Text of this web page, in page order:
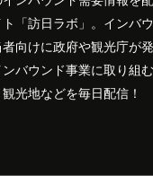
「訪日ラボ」。インバ
向けに政府や観光庁が
バウンド事業に取り組
光地などを毎日配信！